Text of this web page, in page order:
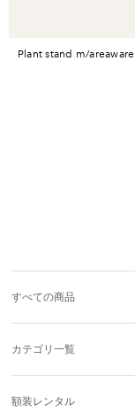
plant stand m/areaware
すべての商品
カテゴリ一覧
額装レンタル